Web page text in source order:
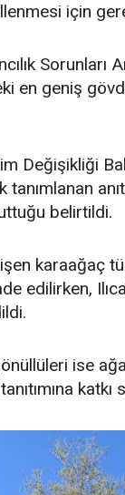
için
en geniş
Değişikliği
tanımlanan
belirtildi.
karaağaç
edilirken,
ise
katkı